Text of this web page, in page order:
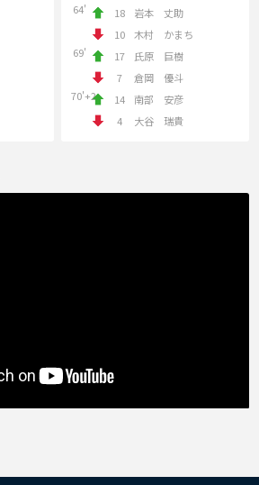
64'
18
岩本 丈助
10
木村 かまち
69'
17
氏原 巨樹
7
倉岡 優斗
70'+2
14
南部 安彦
4
大谷 瑞貴